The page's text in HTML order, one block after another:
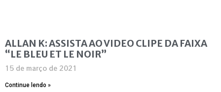
ALLAN K: ASSISTA AO VIDEO CLIPE DA FAIXA
“LE BLEU ET LE NOIR”
15 de março de 2021
Continue lendo »